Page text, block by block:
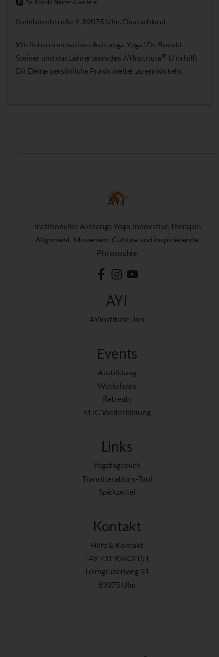
Dr. Ronald Steiner & weitere
Steinhövelstraße 9, 89075 Ulm, Deutschland
Wir lieben innovatives Ashtanga Yoga! Dr. Ronald
Steiner und das Lehrerteam des AYInstitute® Ulm hilft
Dir Deine persönliche Praxis weiter zu entwickeln.
Traditioneller Ashtanga Yoga, innovative Therapie,
Alignment, Movement Culture und inspirierende
Philosophie
AYI
AYInstitute Ulm
Events
Ausbildung
Workshops
Retreats
MTC Weiterbildung
Links
Yogatagebuch
Transliterations-Tool
Spickzettel
Kontakt
Hilfe & Kontakt
+49 731 92602151
Leimgrubenweg 31
89075 Ulm